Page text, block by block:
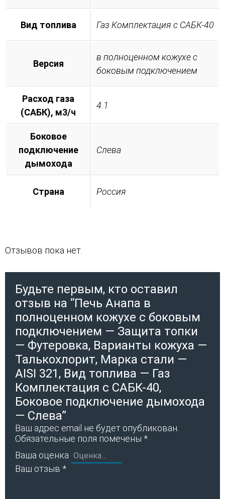
Вид топлива Газ Комплектация с САБК-40
Версия
в полноценном кожухе с
боковым подключением
Расход газа
(САБК), м3/ч
4.1
Боковое
подключение
дымохода
Слева
Страна Россия
Отзывов пока нет.
Будьте первым, кто оставил
отзыв на “Печь Анапа в
полноценном кожухе с боковым
подключением — Защита топки
— Футеровка, Варианты кожуха —
Талькохлорит, Марка стали —
AISI 321, Вид топлива — Газ
Комплектация с САБК-40,
Боковое подключение дымохода
— Слева”
Ваш адрес email не будет опубликован.
Обязательные поля помечены *
Ваша оценка
Ваш отзыв *